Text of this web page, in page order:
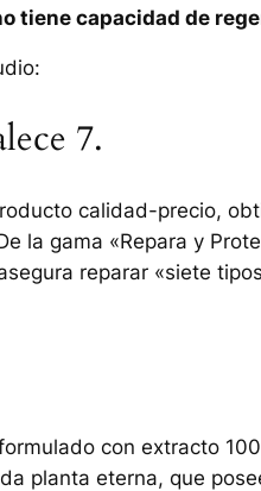
tiene capacidad de
7.
calidad-precio,
la gama «Repara y
reparar «siete
con extracto
planta eterna, que